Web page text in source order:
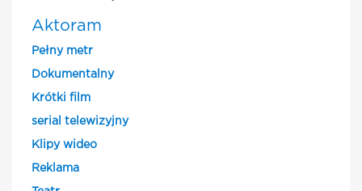
Aktoram
Pełny metr
Dokumentalny
Krótki film
serial telewizyjny
Klipy wideo
Reklama